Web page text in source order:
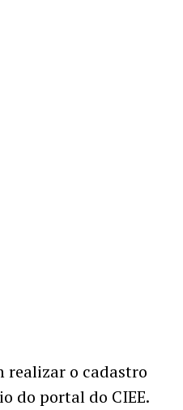
realizar o cadastro
do portal do CIEE.